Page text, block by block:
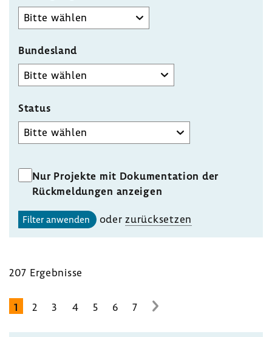
Bundesland
Status
Status
Nur Projekte mit Dokumentation der
Rückmeldungen anzeigen
Filter anwenden oderzurück­setzen
207 Ergeb­nisse
1 2 3 4 5 6 7
zur